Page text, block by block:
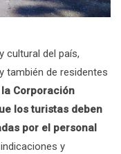
cultural del país,
también de residentes
la Corporación
los turistas deben
por el personal
y